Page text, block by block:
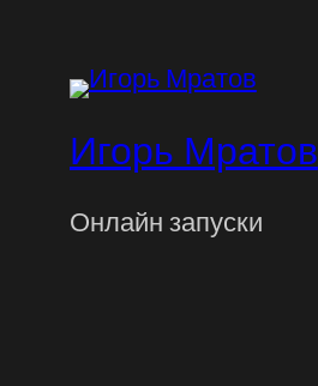
Игорь Мратов
Онлайн запуски